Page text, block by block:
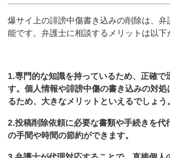
爆サイ上の誹謗中傷書き込みの削除は、
能です。弁護士に相談するメリットは以下
1.専門的な知識を持っているため、正確で
す。個人情報や誹謗中傷の書き込みの対
るため、大きなメリットといえるでしょう
2.投稿削除依頼に必要な書類や手続きを代
の手間や時間の節約ができます。